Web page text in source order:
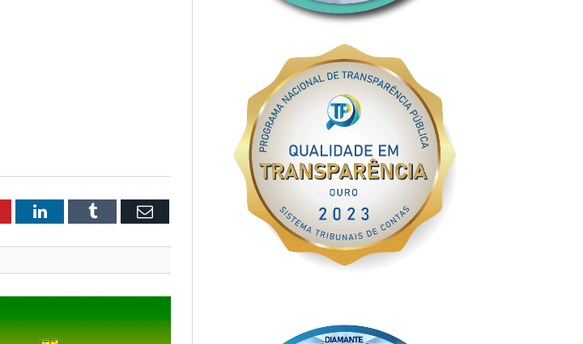
LinkedInTumblr Email